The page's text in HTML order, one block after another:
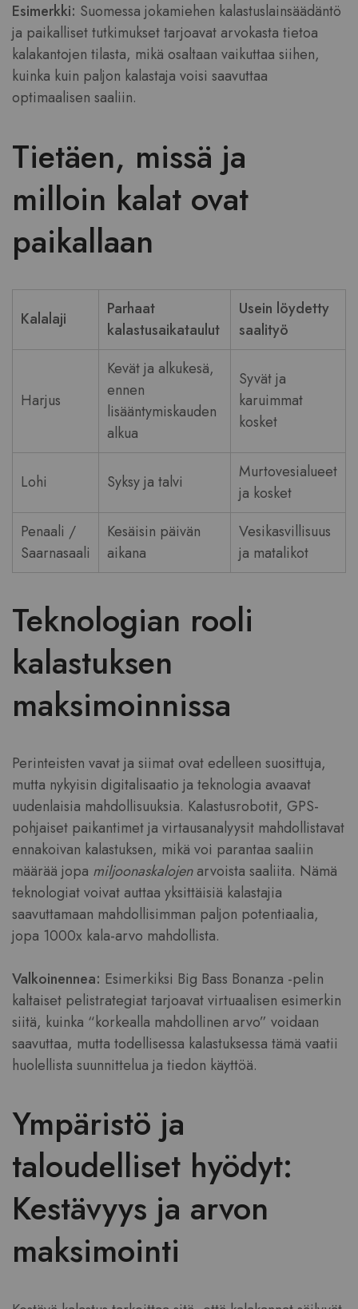
Esimerkki: Suomessa jokamiehen kalastuslainsäädäntö
ja paikalliset tutkimukset tarjoavat arvokasta tietoa
kalakantojen tilasta, mikä osaltaan vaikuttaa siihen,
kuinka kuin paljon kalastaja voisi saavuttaa
optimaalisen saaliin.
Tietäen, missä ja
milloin kalat ovat
paikallaan
Kalalaji
Parhaat
kalastusaikataulut
Usein löydetty
saalityö
Harjus
Kevät ja alkukesä,
ennen
lisääntymiskauden
alkua
Syvät ja
karuimmat
kosket
Lohi Syksy ja talvi
Murtovesialueet
ja kosket
Penaali /
Saarnasaali
Kesäisin päivän
aikana
Vesikasvillisuus
ja matalikot
Teknologian rooli
kalastuksen
maksimoinnissa
Perinteisten vavat ja siimat ovat edelleen suosittuja,
mutta nykyisin digitalisaatio ja teknologia avaavat
uudenlaisia mahdollisuuksia. Kalastusrobotit, GPS-
pohjaiset paikantimet ja virtausanalyysit mahdollistavat
ennakoivan kalastuksen, mikä voi parantaa saaliin
määrää jopa miljoonaskalojenarvoista saaliita. Nämä
teknologiat voivat auttaa yksittäisiä kalastajia
saavuttamaan mahdollisimman paljon potentiaalia,
jopa 1000x kala-arvo mahdollista.
Valkoinennea: Esimerkiksi Big Bass Bonanza -pelin
kaltaiset pelistrategiat tarjoavat virtuaalisen esimerkin
siitä, kuinka “korkealla mahdollinen arvo” voidaan
saavuttaa, mutta todellisessa kalastuksessa tämä vaatii
huolellista suunnittelua ja tiedon käyttöä.
Ympäristö ja
taloudelliset hyödyt:
Kestävyys ja arvon
maksimointi